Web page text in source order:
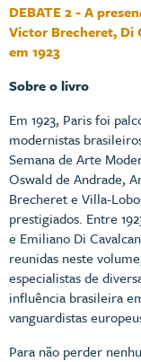
DEBATE 2 - A
Victor Brecheret, Di
em 1923
Sobre o livro
Em 1923, Paris foi
modernistas
Semana de Arte
Oswald de Andrade,
Brecheret e Villa-
prestigiados. Entre
e Emiliano Di
reunidas neste
especialistas de
influência brasileira
vanguardistas
Para não perder